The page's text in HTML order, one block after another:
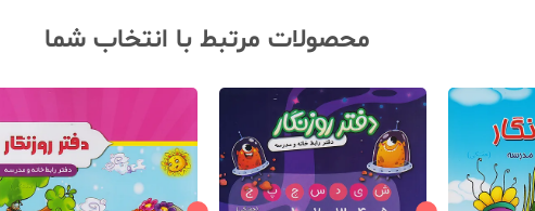
محصولات مرتبط با انتخاب شما